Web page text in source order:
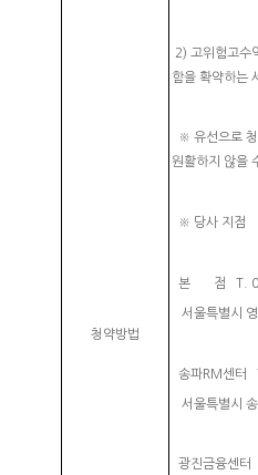
청약방법
2) 고위험고수
함을 확약하는
※ 유선으로 청
원활하지 않을
※ 당사 지점
본 점 T.
서울특별시
송파RM센
서울특별시
광진금융센